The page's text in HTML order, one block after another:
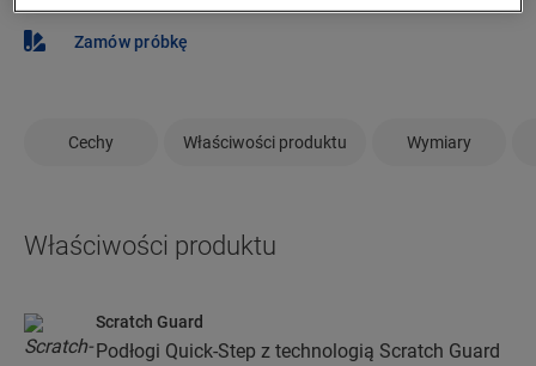
Zamów próbkę
Cechy Właściwości produktu Wymiary
Właściwości produktu
Scratch Guard
Podłogi Quick-Step z technologią Scratch Guard